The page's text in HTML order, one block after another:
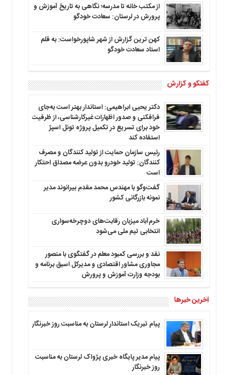
از مکتب خانه تا مدرسه؛ نگاهی به تاریخ آموزش و
پرورش در لرستان: سعادت خودگو
کهن ترین گزارش از شهر شاپورخواست: به قلم
استاد سعادت خودگو
گفتگو و گزارش
دکتر یحیی ابراهیمی: استاندار بهتر است به‌جای
فرافکنی و صدور اظهارات غیرکارشناسی، از ظرفیت
خود برای تسریع در تکمیل پروژه تونل اسپژ
استفاده کند
رئیس سازمان حمایت از تولید کنندگان و مصرف
کنندگان: تولید خودرو بدون عرضه مصداق احتکار
است
گفت‌وگو با مهندس محمد مقدم بیرانوند مدیر
نمونه بازرگانی کشور
خرم‌آباد میزبان رقابت‌های دوچرخه‌سواری
انتخابی تیم ملی می‌شود
نقد و بررسی کمبود معلم در گفتگوی با منصور
مجاوری مشاور اقتصادی و مدیرکل اسبق برنامه و
بودجه وزارت آموزش و پرورش
آخرین خبرها
پیام تبریک استاندار لرستان به‌ مناسبت روز خبرنگار
پیام مدیر پایگاه خبری پژواک لرستان به مناسبت
روز خبرنگار